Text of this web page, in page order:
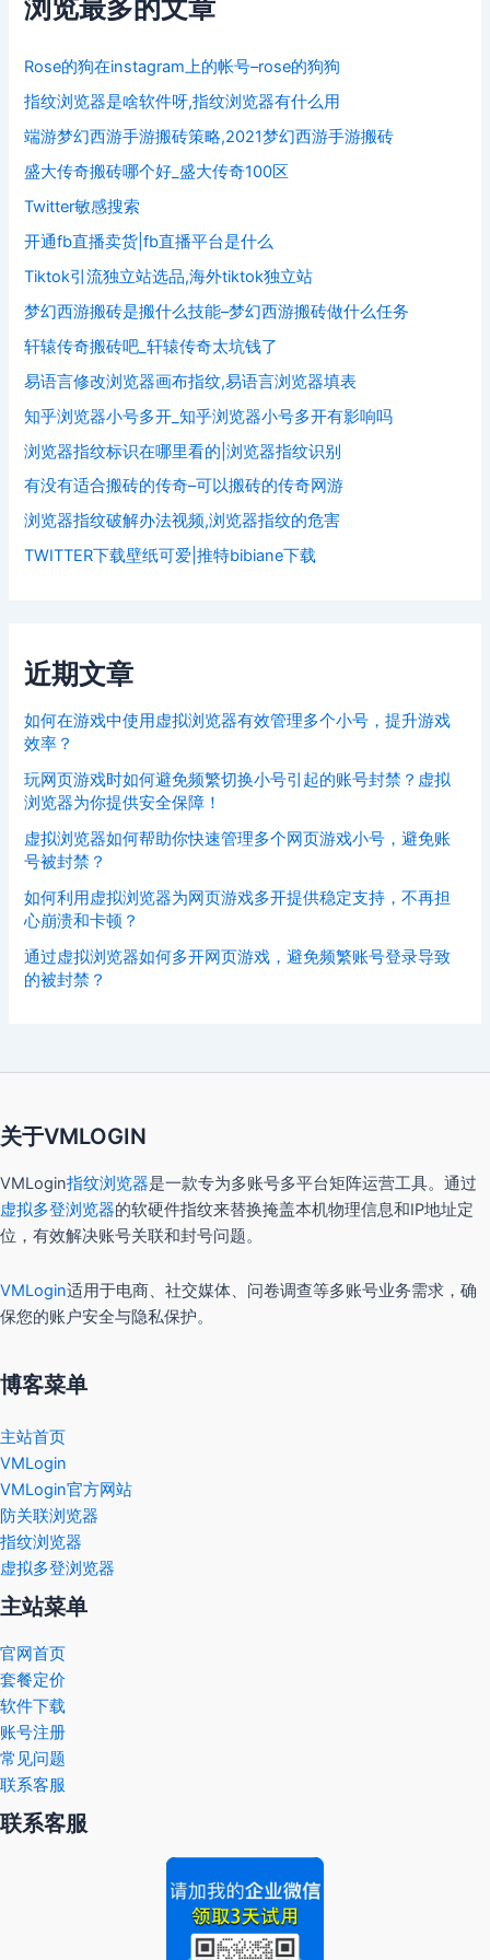
浏览最多的文章
Rose的狗在instagram上的帐号–rose的狗狗
指纹浏览器是啥软件呀,指纹浏览器有什么用
端游梦幻西游手游搬砖策略,2021梦幻西游手游搬砖
盛大传奇搬砖哪个好_盛大传奇100区
Twitter敏感搜索
开通fb直播卖货|fb直播平台是什么
Tiktok引流独立站选品,海外tiktok独立站
梦幻西游搬砖是搬什么技能–梦幻西游搬砖做什么任务
轩辕传奇搬砖吧_轩辕传奇太坑钱了
易语言修改浏览器画布指纹,易语言浏览器填表
知乎浏览器小号多开_知乎浏览器小号多开有影响吗
浏览器指纹标识在哪里看的|浏览器指纹识别
有没有适合搬砖的传奇–可以搬砖的传奇网游
浏览器指纹破解办法视频,浏览器指纹的危害
TWITTER下载壁纸可爱|推特bibiane下载
近期文章
如何在游戏中使用虚拟浏览器有效管理多个小号，提升游戏
效率？
玩网页游戏时如何避免频繁切换小号引起的账号封禁？虚拟
浏览器为你提供安全保障！
虚拟浏览器如何帮助你快速管理多个网页游戏小号，避免账
号被封禁？
如何利用虚拟浏览器为网页游戏多开提供稳定支持，不再担
心崩溃和卡顿？
通过虚拟浏览器如何多开网页游戏，避免频繁账号登录导致
的被封禁？
关于VMLOGIN
VMLogin指纹浏览器是一款专为多账号多平台矩阵运营工具。通过
虚拟多登浏览器的软硬件指纹来替换掩盖本机物理信息和IP地址定
位，有效解决账号关联和封号问题。
VMLogin适用于电商、社交媒体、问卷调查等多账号业务需求，确
保您的账户安全与隐私保护。
博客菜单
主站首页
VMLogin
VMLogin官方网站
防关联浏览器
指纹浏览器
虚拟多登浏览器
主站菜单
官网首页
套餐定价
软件下载
账号注册
常见问题
联系客服
联系客服